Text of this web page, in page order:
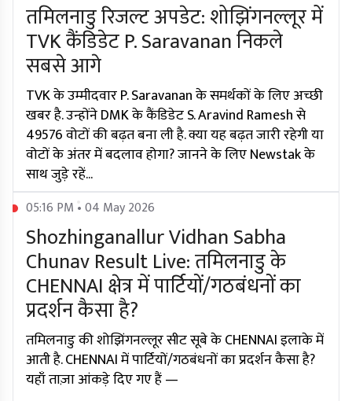
तमिलनाडु रिजल्ट अपडेट: शोझिंगनल्लूर में
TVK कैंडिडेट P. Saravanan निकले
सबसे आगे
TVK के उम्मीदवार P. Saravanan के समर्थकों के लिए अच्छी
खबर है. उन्होंने DMK के कैंडिडेट S. Aravind Ramesh से
49576 वोटों की बढ़त बना ली है. क्या यह बढ़त जारी रहेगी या
वोटों के अंतर में बदलाव होगा? जानने के लिए Newstak के
साथ जुड़े रहें...
05:16 PM • 04 May 2026
Shozhinganallur Vidhan Sabha
Chunav Result Live: तमिलनाडु के
CHENNAI क्षेत्र में पार्टियों/गठबंधनों का
प्रदर्शन कैसा है?
तमिलनाडु की शोझिंगनल्लूर सीट सूबे के CHENNAI इलाके में
आती है. CHENNAI में पार्टियों/गठबंधनों का प्रदर्शन कैसा है?
यहाँ ताज़ा आंकड़े दिए गए हैं —